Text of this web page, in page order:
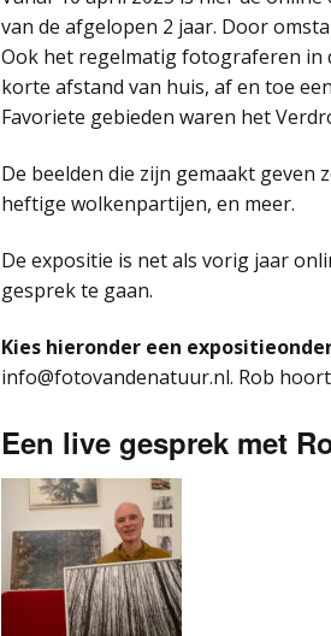
van de afgelopen 2 jaar. Door
Ook het regelmatig fotograferen in
korte afstand van huis, af en toe
Favoriete gebieden waren het
De beelden die zijn gemaakt geven
heftige wolkenpartijen, en meer.
De expositie is net als vorig jaar
gesprek te gaan.
Kies hieronder een
info@fotovandenatuur.nl. Rob
Een live gesprek met